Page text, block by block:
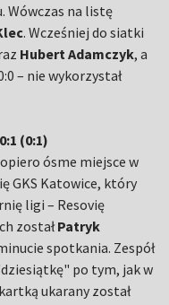
Wówczas na listę
. Wcześniej do siatki
Hubert Adamczyk, a
– nie wykorzystał
(0:1)
ósme miejsce w
GKS Katowice, który
ligi – Resovię
zostałPatryk
spotkania. Zespół
po tym, jak w
ukarany został